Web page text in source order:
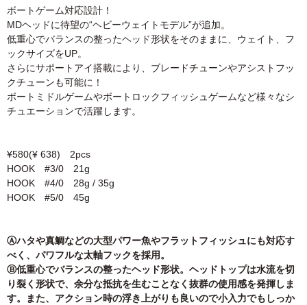
ボートゲーム対応設計！
MDヘッドに待望の“ヘビーウェイトモデル”が追加。
低重心でバランスの整ったヘッド形状をそのままに、ウェイト、フ
ックサイズをUP。
さらにサポートアイ搭載により、ブレードチューンやアシストフッ
クチューンも可能に！
ボートミドルゲームやボートロックフィッシュゲームなど様々なシ
チュエーションで活躍します。
¥580(¥ 638) 2pcs
HOOK #3/0 21g
HOOK #4/0 28g / 35g
HOOK #5/0 45g
Ⓐハタや真鯛などの大型パワー魚やフラットフィッシュにも対応す
べく、パワフルな太軸フックを採用。
Ⓑ低重心でバランスの整ったヘッド形状。ヘッドトップは水流を切
り裂く形状で、余分な抵抗を生むことなく抜群の使用感を発揮しま
す。
また、アクション時の浮き上がりも良いので小入力でもしっか